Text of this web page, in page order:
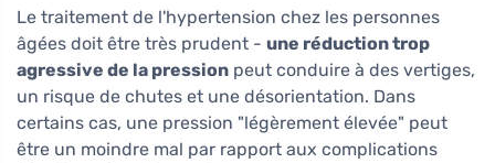
Le traitement de l'hypertension chez les personnes
âgées doit être très prudent - une réduction trop
agressive de la pression peut conduire à des vertiges,
un risque de chutes et une désorientation. Dans
certains cas, une pression "légèrement élevée" peut
être un moindre mal par rapport aux complications